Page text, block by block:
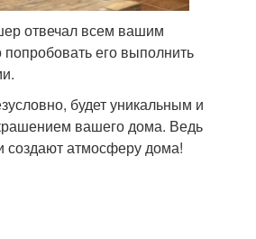
отвечал всем вашим
его выполнить
будет уникальным и
вашего дома. Ведь
создают атмосферу дома!